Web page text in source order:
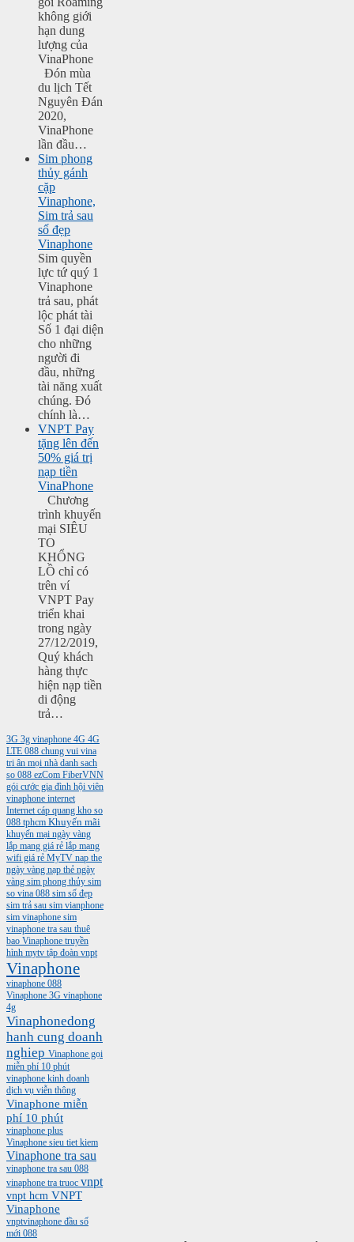
không giới
hạn dung
lượng của
VinaPhone
Đón mùa
du lịch Tết
Nguyên Đán
2020,
VinaPhone
lần đầu…
Sim phong
thủy gánh
cặp
Vinaphone,
Sim trả sau
số đẹp
Vinaphone
Sim quyền
lực tứ quý 1
Vinaphone
trả sau, phát
lộc phát tài
Số 1 đại diện
cho những
người đi
đầu, những
tài năng xuất
chúng. Đó
chính là…
VNPT Pay
tặng lên đến
50% giá trị
nạp tiền
VinaPhone
Chương
trình khuyến
mại SIÊU
TO
KHỔNG
LỒ chỉ có
trên ví
VNPT Pay
triển khai
trong ngày
27/12/2019,
Quý khách
hàng thực
hiện nạp tiền
di động
trả…
3G 3g vinaphone 4G 4G
LTE 088 chung vui vina
tri ân mọi nhà danh sach
so 088 ezCom FiberVNN
gói cước gia đình hội viên
vinaphone internet
Internet cáp quang kho so
088 tphcm Khuyến mãi
khuyến mại ngày vàng
lắp mạng giá rẻ lắp mạng
wifi giá rẻ MyTV nap the
ngày vàng nạp thẻ ngày
vàng sim phong thủy sim
so vina 088 sim số đẹp
sim trả sau sim vianphone
sim vinaphone sim
vinaphone tra sau thuê
bao Vinaphone truyền
hình mytv tập đoàn vnpt
Vinaphone
vinaphone 088
Vinaphone 3G vinaphone
4g
Vinaphonedong
hanh cung doanh
nghiep Vinaphone gọi
miễn phí 10 phút
vinaphone kinh doanh
dịch vụ viễn thông
Vinaphone miễn
phí 10 phút
vinaphone plus
Vinaphone sieu tiet kiem
Vinaphone tra sau
vinaphone tra sau 088
vinaphone tra truoc vnpt
vnpt hcm VNPT
Vinaphone
vnptvinaphone đầu số
mới 088